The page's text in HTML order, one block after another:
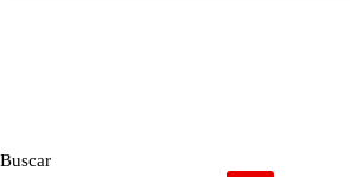
Buscar